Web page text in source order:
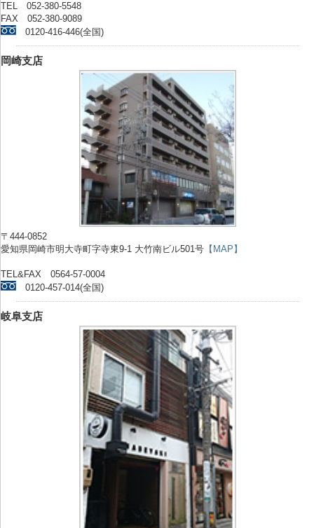
TEL 052-380-5548
FAX 052-380-9089
0120-416-446(全国)
岡崎支店
〒444-0852
愛知県岡崎市明大寺町字寺東9-1 大竹南ビル501号 【MAP】
TEL&FAX 0564-57-0004
0120-457-014(全国)
岐阜支店